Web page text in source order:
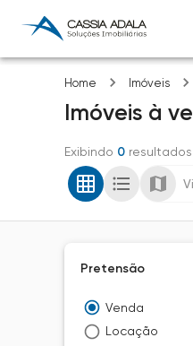
Home Imóveis
Imóveis à
Exibindo 0
Pretensão
Venda
Locação